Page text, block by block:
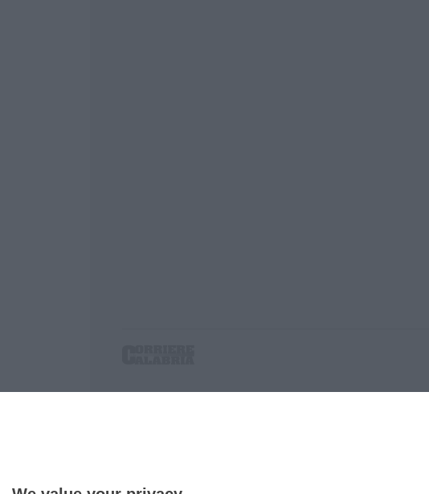
P.IVA. 03199620794, Via del mare 6/G, S.Eufemia, Lamezia
Iscrizione tribunale di Lamezia Terme 5/2011 - Direttore